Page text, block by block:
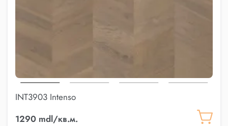
INT3903 Intenso
1290 mdl/кв.м.